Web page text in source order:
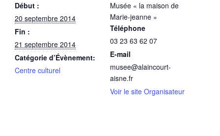
Début :
20 septembre 2014
Fin :
21 septembre 2014
Catégorie d’Évènement:
Centre culturel
Musée « la maison de
Marie-jeanne »
Téléphone
03 23 63 62 07
E-mail
musee@alaincourt-
aisne.fr
Voir le site Organisateur